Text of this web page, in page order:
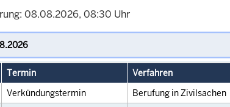
08.08.2026, 08:30 Uhr
Termin Verfahren
Verkündungstermin Berufung in Zivilsachen